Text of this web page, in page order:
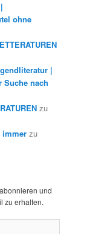
ohne
|
Suche nach
zu
immer zu
und
zu erhalten.